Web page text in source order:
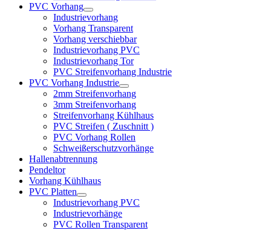
PVC Vorhang
Industrievorhang
Vorhang Transparent
Vorhang verschiebbar
Industrievorhang PVC
Industrievorhang Tor
PVC Streifenvorhang Industrie
PVC Vorhang Industrie
2mm Streifenvorhang
3mm Streifenvorhang
Streifenvorhang Kühlhaus
PVC Streifen ( Zuschnitt )
PVC Vorhang Rollen
Schweißerschutzvorhänge
Hallenabtrennung
Pendeltor
Vorhang Kühlhaus
PVC Platten
Industrievorhang PVC
Industrievorhänge
PVC Rollen Transparent